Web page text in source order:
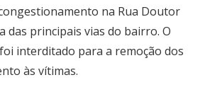
na Rua Doutor
das principais vias do bairro. O
interditado para a remoção dos
às vítimas.